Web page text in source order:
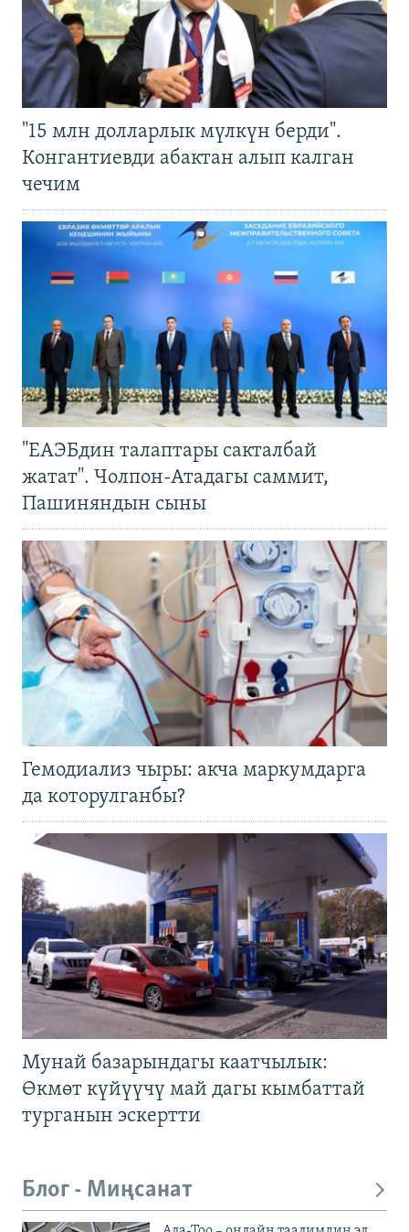
"15 млн долларлык мүлкүн берди".
Конгантиевди абактан алып калган
чечим
"ЕАЭБдин талаптары сакталбай
жатат". Чолпон-Атадагы саммит,
Пашиняндын сыны
Гемодиализ чыры: акча маркумдарга
да которулганбы?
Мунай базарындагы каатчылык:
Өкмөт күйүүчү май дагы кымбаттай
турганын эскертти
Блог - Миңсанат